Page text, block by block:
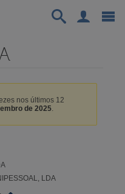
nos últimos 12
de 2025.
LDA